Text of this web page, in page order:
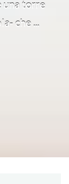
una torre
che ...